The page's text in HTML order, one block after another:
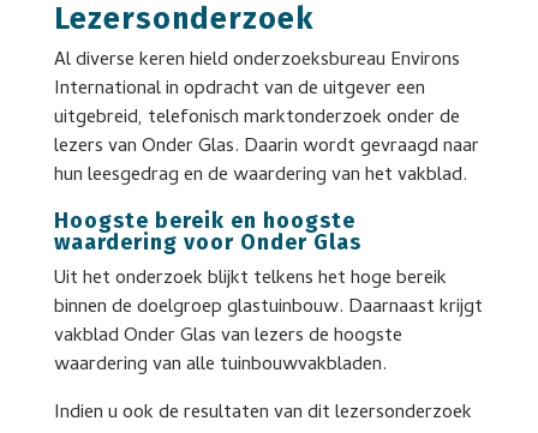
Lezersonderzoek
Al diverse keren hield onderzoeksbureau Environs
International in opdracht van de uitgever een
uitgebreid, telefonisch marktonderzoek onder de
lezers van Onder Glas. Daarin wordt gevraagd naar
hun leesgedrag en de waardering van het vakblad.
Hoogste bereik en hoogste
waardering voor Onder Glas
Uit het onderzoek blijkt telkens het hoge bereik
binnen de doelgroep glastuinbouw. Daarnaast krijgt
vakblad Onder Glas van lezers de hoogste
waardering van alle tuinbouwvakbladen.
Indien u ook de resultaten van dit lezersonderzoek